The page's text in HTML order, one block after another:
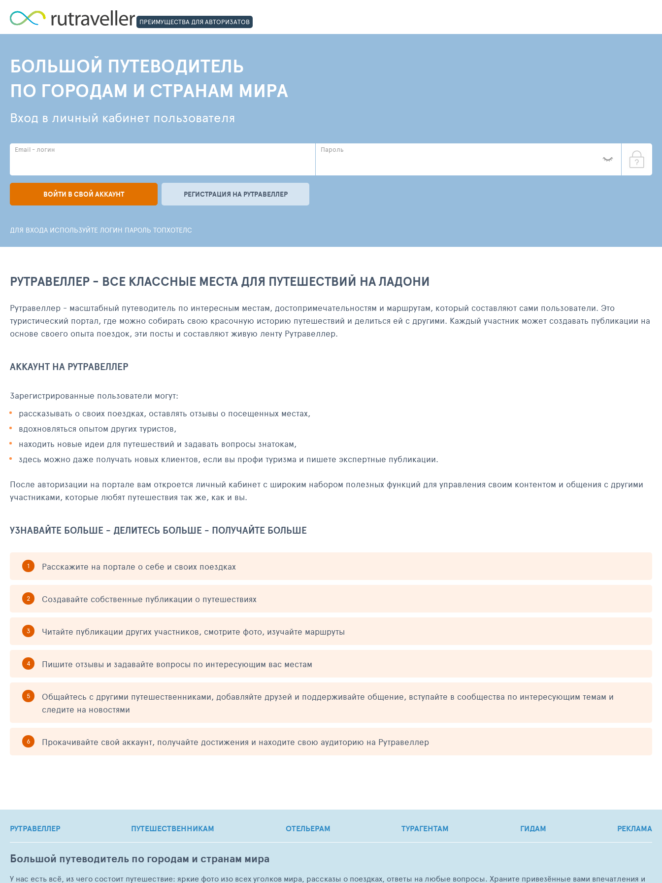
ПРЕИМУЩЕСТВА ДЛЯ АВТОРИЗАТОВ
БОЛЬШОЙ ПУТЕВОДИТЕЛЬ
ПО ГОРОДАМ И СТРАНАМ МИРА
Вход в личный кабинет пользователя
Email - логин Пароль
ВОЙТИ В СВОЙ АККАУНТ РЕГИСТРАЦИЯ НА РУТРАВЕЛЛЕР
ДЛЯ ВХОДА ИСПОЛЬЗУЙТЕ ЛОГИН ПАРОЛЬ ТОПХОТЕЛС
РУТРАВЕЛЛЕР - ВСЕ КЛАССНЫЕ МЕСТА ДЛЯ ПУТЕШЕСТВИЙ НА ЛАДОНИ
Рутравеллер - масштабный путеводитель по интересным местам, достопримечательностям и маршрутам, который составляют сами пользователи. Это
туристический портал, где можно собирать свою красочную историю путешествий и делиться ей с другими. Каждый участник может создавать публикации на
основе своего опыта поездок, эти посты и составляют живую ленту Рутравеллер.
АККАУНТ НА РУТРАВЕЛЛЕР
Зарегистрированные пользователи могут:
рассказывать о своих поездках, оставлять отзывы о посещенных местах,
вдохновляться опытом других туристов,
находить новые идеи для путешествий и задавать вопросы знатокам,
здесь можно даже получать новых клиентов, если вы профи туризма и пишете экспертные публикации.
После авторизации на портале вам откроется личный кабинет с широким набором полезных функций для управления своим контентом и общения с другими
участниками, которые любят путешествия так же, как и вы.
УЗНАВАЙТЕ БОЛЬШЕ - ДЕЛИТЕСЬ БОЛЬШЕ - ПОЛУЧАЙТЕ БОЛЬШЕ
Расскажите на портале о себе и своих поездках
Создавайте собственные публикации о путешествиях
Читайте публикации других участников, смотрите фото, изучайте маршруты
Пишите отзывы и задавайте вопросы по интересующим вас местам
Общайтесь с другими путешественниками, добавляйте друзей и поддерживайте общение, вступайте в сообщества по интересующим темам и
следите на новостями
Прокачивайте свой аккаунт, получайте достижения и находите свою аудиторию на Рутравеллер
РУТРАВЕЛЛЕР ПУТЕШЕСТВЕННИКАМ ОТЕЛЬЕРАМ ТУРАГЕНТАМ ГИДАМ РЕКЛАМА
Большой путеводитель по городам и странам мира
У нас есть всё, из чего состоит путешествие: яркие фото изо всех уголков мира, рассказы о поездках, ответы на любые вопросы. Храните привезённые вами впечатления и